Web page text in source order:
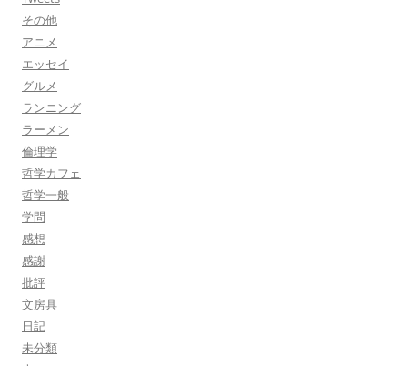
その他
アニメ
エッセイ
グルメ
ランニング
ラーメン
倫理学
哲学カフェ
哲学一般
学問
感想
感謝
批評
文房具
日記
未分類